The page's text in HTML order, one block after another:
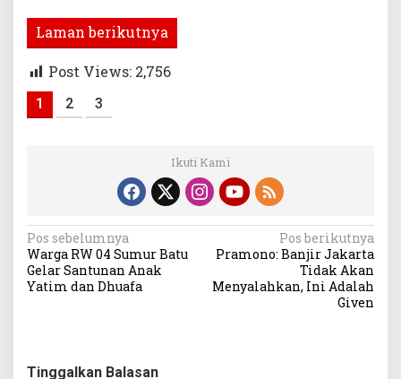
Laman berikutnya
Post Views: 2,756
1 2 3
Ikuti Kami
Navigasi
pos
Pos sebelumnya
Warga RW 04 Sumur Batu
Gelar Santunan Anak
Yatim dan Dhuafa
Pos berikutnya
Pramono: Banjir Jakarta
Tidak Akan
Menyalahkan, Ini Adalah
Given
Tinggalkan Balasan